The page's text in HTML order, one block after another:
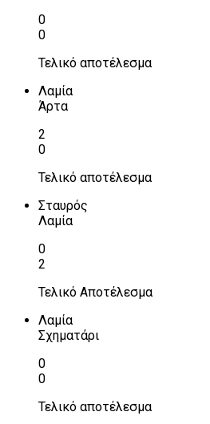
0
0
Τελικό αποτέλεσμα
Λαμία
Άρτα
2
0
Τελικό αποτέλεσμα
Σταυρός
Λαμία
0
2
Τελικό Αποτέλεσμα
Λαμία
Σχηματάρι
0
0
Τελικό αποτέλεσμα